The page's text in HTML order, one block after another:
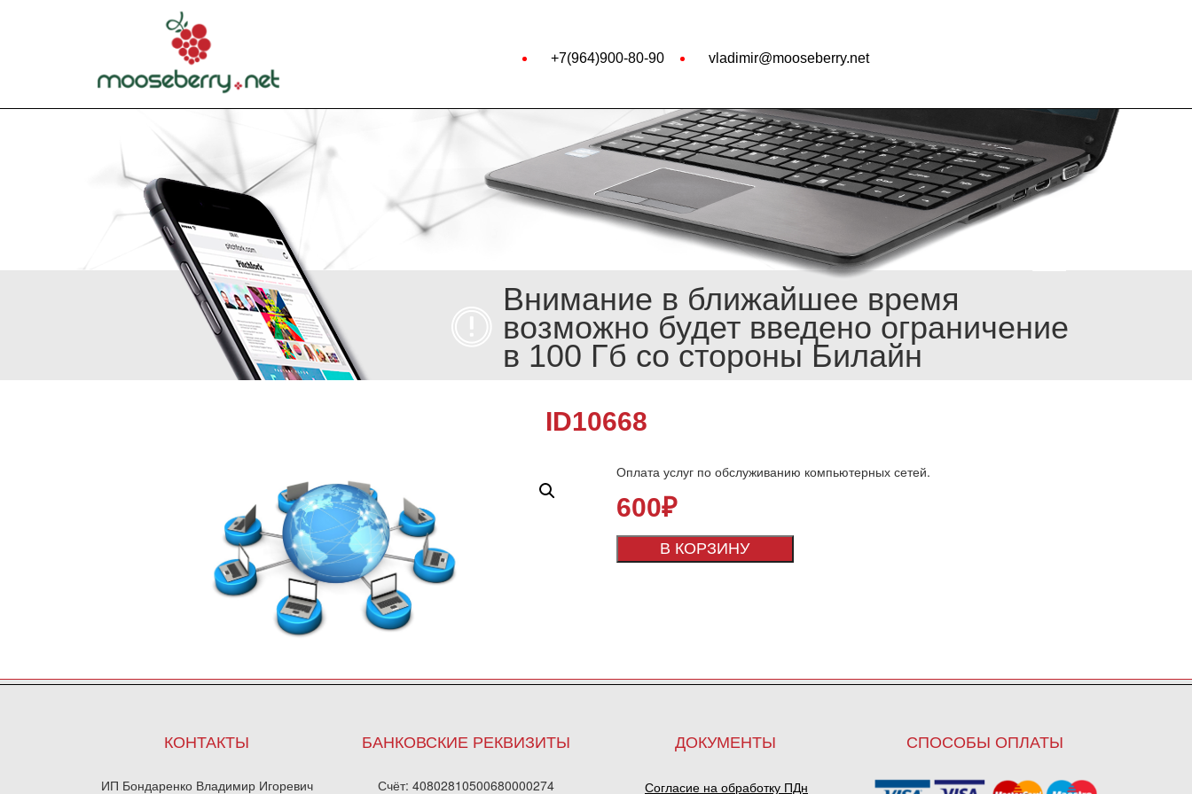
+7(964)900-80-90 vladimir@mooseberry.net
Внимание в ближайшее время
возможно будет введено ограничение
в 100 Гб со стороны Билайн
ID10668
Оплата услуг по обслуживанию компьютерных сетей.
600₽
В КОРЗИНУ
КОНТАКТЫ
ИП Бондаренко Владимир Игоревич
БАНКОВСКИЕ РЕКВИЗИТЫ
Счёт: 40802810500680000274
ДОКУМЕНТЫ
Согласие на обработку ПДн
СПОСОБЫ ОПЛАТЫ